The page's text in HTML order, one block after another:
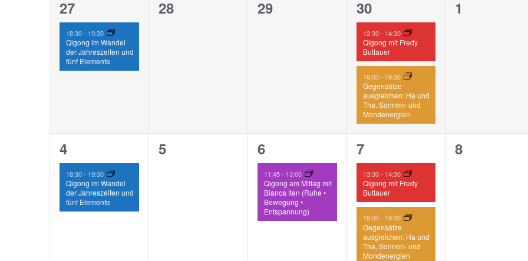
von
Veranstaltungen
1
Veranstaltung,
27
18:30- 19:30
Qigong im Wandel
der Jahreszeiten und
fünf Elemente
0
28
0
Veranstaltungen,
29
2
Veranstaltungen,
30
13:30- 14:30
Qigong mit Fredy
Buttauer
18:00- 19:30
Gegensätze
ausgleichen: Ha und
Tha, Sonnen- und
Mondenergien
0
1
1
Veranstaltung,
4
18:30- 19:30
Qigong im Wandel
der Jahreszeiten und
fünf Elemente
0
Veranstaltungen,
5
1
Veranstaltung,
6
11:45- 13:00
Qigong am Mittag mit
Bianca Iten (Ruhe •
Bewegung •
Entspannung)
2
Veranstaltungen,
7
13:30- 14:30
Qigong mit Fredy
Buttauer
18:00- 19:30
Gegensätze
ausgleichen: Ha und
Tha, Sonnen- und
Mondenergien
0
8